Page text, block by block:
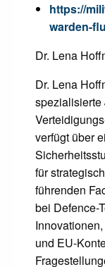
https://
warden-
Dr. Lena
Dr. Lena
spezialisierte
verfügt über
für
führenden
bei Defence-
und EU-